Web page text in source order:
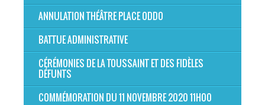
ANNULATION THÉÂTRE PLACE ODDO
BATTUE ADMINISTRATIVE
CÉRÉMONIES DE LA TOUSSAINT ET DES FIDÈLES
DÉFUNTS
COMMÉMORATION DU 11 NOVEMBRE 2020 11H00